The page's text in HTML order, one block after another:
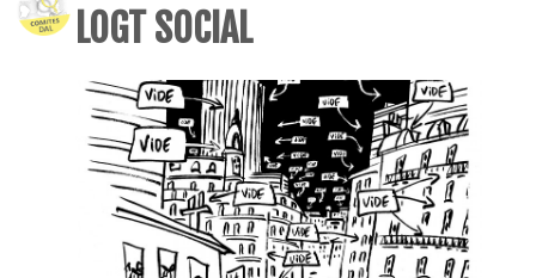
LOGT SOCIAL